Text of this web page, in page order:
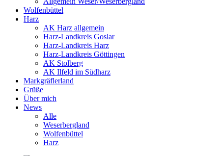
Wolfenbüttel
Harz
AK Harz allgemein
Harz-Landkreis Goslar
Harz-Landkreis Harz
Harz-Landkreis Göttingen
AK Stolberg
AK Ilfeld im Südharz
Markgräflerland
Grüße
Über mich
News
Alle
Weserbergland
Wolfenbüttel
Harz